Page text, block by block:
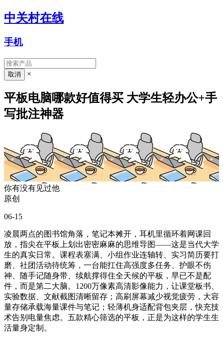
中关村在线
手机
×
平板电脑哪款好值得买 大学生轻办公+手
写批注神器
你有没有见过他
原创
06-15
凌晨两点的图书馆角落，笔记本摊开，耳机里循环着网课回
放，指尖在平板上划出密密麻麻的思维导图——这是当代大学
生的真实日常。课程表塞满、小组作业连轴转、实习简历要打
磨、社团活动待统筹，一台能扛住高强度多任务、护眼不伤
神、随手记随身带、续航撑得住全天候的平板，早已不是配
件，而是第二大脑。1200万像素高清影像能力，让课堂板书、
实验数据、文献截图清晰留存；高刷屏幕减少视觉疲劳，大容
量存储承载海量课件与笔记；轻薄机身适配背包夹层，快充技
术告别电量焦虑。五款精心筛选的平板，正是为这样的学生生
活量身定制。